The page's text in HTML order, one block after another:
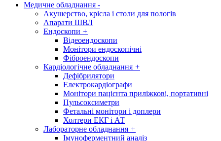
Медичне обладнання -
Акушерство, крісла і столи для пологів
Апарати ШВЛ
Ендоскопи +
Відеоендоскопи
Монітори ендоскопічні
Фіброендоскопи
Кардіологічне обладнання +
Дефібрилятори
Електрокардіографи
Монітори пацієнта приліжкові, портативні
Пульсоксиметри
Фетальні монітори і доплери
Холтери ЕКГ і АТ
Лабораторне обладнання +
Імуноферментний аналіз